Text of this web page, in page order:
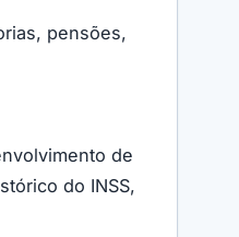
pensões,
de
do INSS,